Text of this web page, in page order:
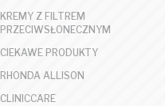
KREMY Z FILTREM
PRZECIWSŁONECZNYM
CIEKAWE PRODUKTY
RHONDA ALLISON
CLINICCARE